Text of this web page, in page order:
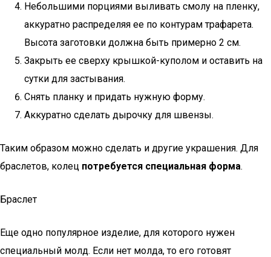
Небольшими порциями выливать смолу на пленку,
аккуратно распределяя ее по контурам трафарета.
Высота заготовки должна быть примерно 2 см.
Закрыть ее сверху крышкой-куполом и оставить на
сутки для застывания.
Снять планку и придать нужную форму.
Аккуратно сделать дырочку для швензы.
Таким образом можно сделать и другие украшения. Для
браслетов, колец потребуется специальная форма.
Браслет
Еще одно популярное изделие, для которого нужен
специальный молд. Если нет молда, то его готовят